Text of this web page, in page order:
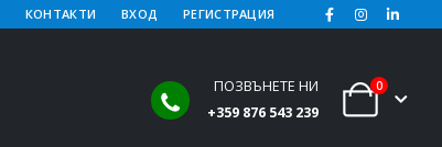
КОНТАКТИ ВХОД РЕГИСТРАЦИЯ
ПОЗВЪНЕТЕ НИ
+359 876 543 239
0